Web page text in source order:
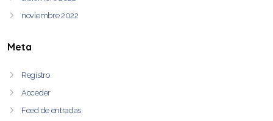
noviembre 2022
Meta
Registro
Acceder
Feed de entradas